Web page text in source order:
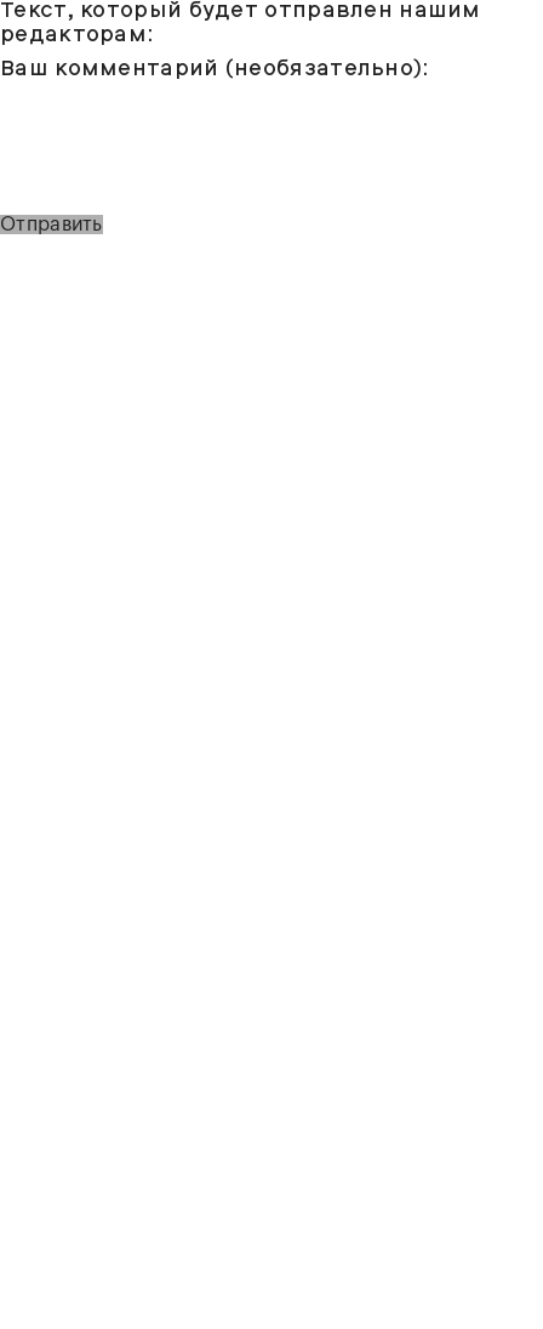
Текст, который будет отправлен нашим
редакторам:
Ваш комментарий (необязательно):
Отправить